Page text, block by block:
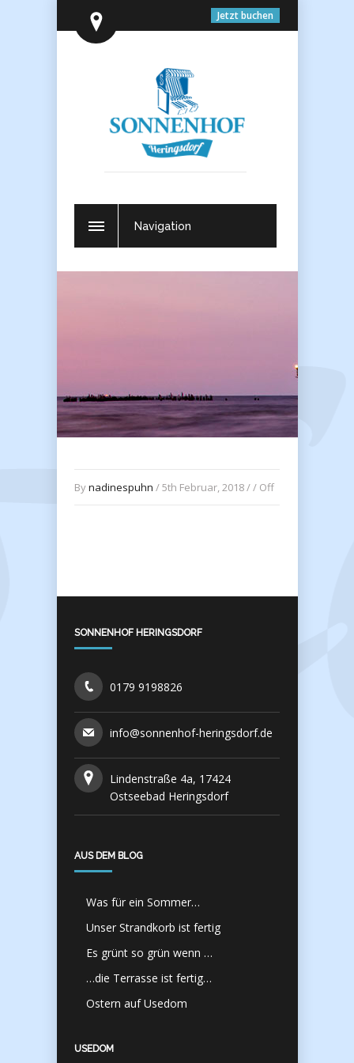
Jetzt buchen
Navigation
Bynadinespuhn / 5th Februar, 2018 / / Off
SONNENHOF HERINGSDORF
0179 9198826
info@sonnenhof-heringsdorf.de
Lindenstraße 4a, 17424
Ostseebad Heringsdorf
AUS DEM BLOG
Was für ein Sommer…
Unser Strandkorb ist fertig
Es grünt so grün wenn …
…die Terrasse ist fertig…
Ostern auf Usedom
USEDOM